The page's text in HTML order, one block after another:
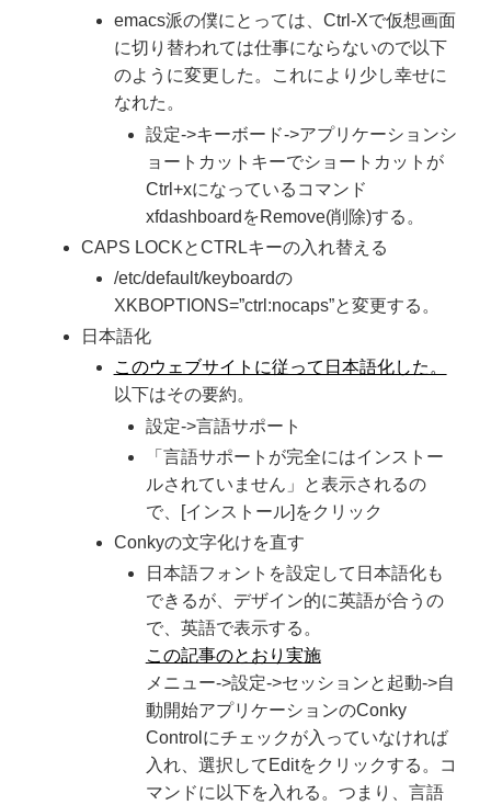
emacs派の僕にとっては、Ctrl-Xで仮想画面
に切り替われては仕事にならないので以下
のように変更した。これにより少し幸せに
なれた。
設定->キーボード->アプリケーションシ
ョートカットキーでショートカットが
Ctrl+xになっているコマンド
xfdashboardをRemove(削除)する。
CAPS LOCKとCTRLキーの入れ替える
/etc/default/keyboardの
XKBOPTIONS=”ctrl:nocaps”と変更する。
日本語化
このウェブサイトに従って日本語化した。
以下はその要約。
設定->言語サポート
「言語サポートが完全にはインストー
ルされていません」と表示されるの
で、[インストール]をクリック
Conkyの文字化けを直す
日本語フォントを設定して日本語化も
できるが、デザイン的に英語が合うの
で、英語で表示する。
この記事のとおり実施
メニュー->設定->セッションと起動->自
動開始アプリケーションのConky
Controlにチェックが入っていなければ
入れ、選択してEditをクリックする。コ
マンドに以下を入れる。つまり、言語